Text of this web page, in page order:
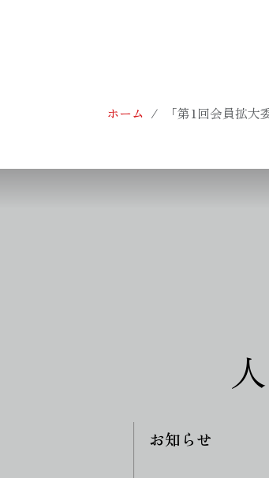
ホーム 「第1回会員拡
お知らせ